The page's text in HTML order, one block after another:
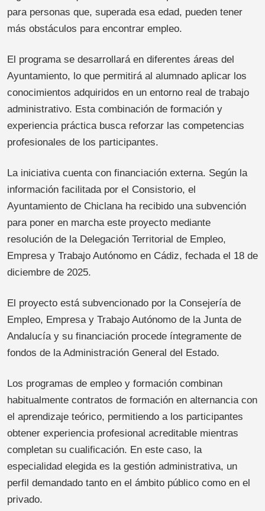
para personas que, superada esa edad, pueden tener
más obstáculos para encontrar empleo.
El programa se desarrollará en diferentes áreas del
Ayuntamiento, lo que permitirá al alumnado aplicar los
conocimientos adquiridos en un entorno real de trabajo
administrativo. Esta combinación de formación y
experiencia práctica busca reforzar las competencias
profesionales de los participantes.
La iniciativa cuenta con financiación externa. Según la
información facilitada por el Consistorio, el
Ayuntamiento de Chiclana ha recibido una subvención
para poner en marcha este proyecto mediante
resolución de la Delegación Territorial de Empleo,
Empresa y Trabajo Autónomo en Cádiz, fechada el 18 de
diciembre de 2025.
El proyecto está subvencionado por la Consejería de
Empleo, Empresa y Trabajo Autónomo de la Junta de
Andalucía y su financiación procede íntegramente de
fondos de la Administración General del Estado.
Los programas de empleo y formación combinan
habitualmente contratos de formación en alternancia con
el aprendizaje teórico, permitiendo a los participantes
obtener experiencia profesional acreditable mientras
completan su cualificación. En este caso, la
especialidad elegida es la gestión administrativa, un
perfil demandado tanto en el ámbito público como en el
privado.